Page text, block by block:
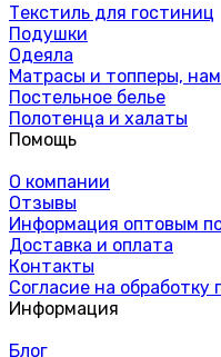
Текстиль для гостиниц
Подушки
Одеяла
Матрасы и топперы,
Постельное белье
Полотенца и халаты
Помощь
О компании
Отзывы
Информация оптовым
Доставка и оплата
Контакты
Согласие на
Информация
Блог